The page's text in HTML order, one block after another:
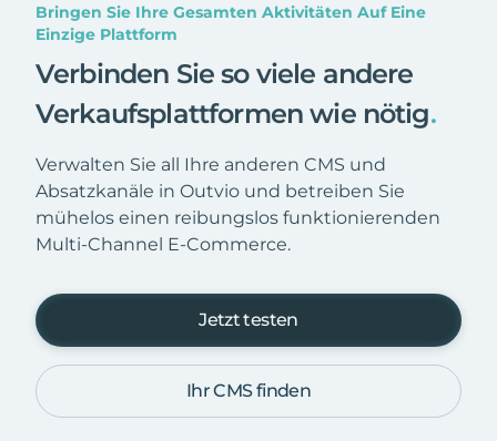
Bringen Sie Ihre Gesamten Aktivitäten Auf Eine
Einzige Plattform
Verbinden Sie so viele andere
Verkaufsplattformen wie nötig.
Verwalten Sie all Ihre anderen CMS und
Absatzkanäle in Outvio und betreiben Sie
mühelos einen reibungslos funktionierenden
Multi-Channel E-Commerce.
Jetzt testen
Ihr CMS finden